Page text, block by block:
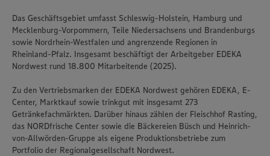
Das Geschäftsgebiet umfasst Schleswig-Holstein, Hamburg und
Mecklenburg-Vorpommern, Teile Niedersachsens und Brandenburgs
sowie Nordrhein-Westfalen und angrenzende Regionen in
Rheinland-Pfalz. Insgesamt beschäftigt der Arbeitgeber EDEKA
Nordwest rund 18.800 Mitarbeitende (2025).
Zu den Vertriebsmarken der EDEKA Nordwest gehören EDEKA, E-
Center, Marktkauf sowie trinkgut mit insgesamt 273
Getränkefachmärkten. Darüber hinaus zählen der Fleischhof Rasting,
das NORDfrische Center sowie die Bäckereien Büsch und Heinrich-
von-Allwörden-Gruppe als eigene Produktionsbetriebe zum
Portfolio der Regionalgesellschaft Nordwest.